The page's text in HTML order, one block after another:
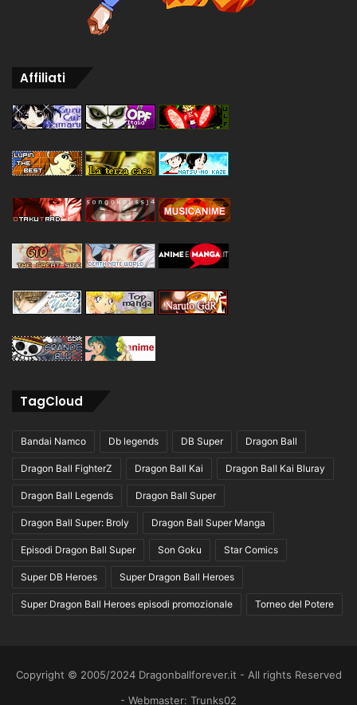
Affiliati
TagCloud
Bandai Namco Db legends DB Super Dragon Ball
Dragon Ball FighterZ Dragon Ball Kai Dragon Ball Kai Bluray
Dragon Ball Legends Dragon Ball Super
Dragon Ball Super: Broly Dragon Ball Super Manga
Episodi Dragon Ball Super Son Goku Star Comics
Super DB Heroes Super Dragon Ball Heroes
Super Dragon Ball Heroes episodi promozionale Torneo del Potere
Copyright © 2005/2024 Dragonballforever.it - All rights Reserved
- Webmaster: Trunks02